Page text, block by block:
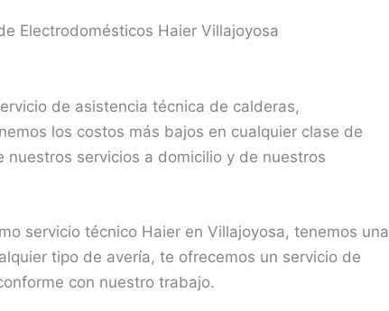
Electrodomésticos Haier Villajoyosa
de asistencia técnica de calderas,
los costos más bajos en cualquier clase de
servicios a domicilio y de nuestros
servicio técnico Haier en Villajoyosa, tenemos una
tipo de avería, te ofrecemos un servicio de
con nuestro trabajo.